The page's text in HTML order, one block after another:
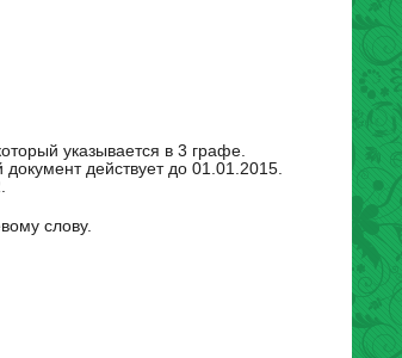
указывается в 3 графе.
действует до 01.01.2015.
слову.